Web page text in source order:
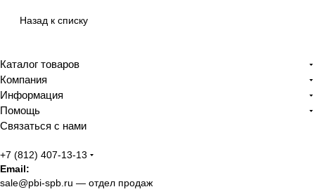
Назад к списку
Каталог товаров
Компания
Информация
Помощь
Связаться с нами
+7 (812) 407-13-13
Email:
sale@pbi-spb.ru — отдел продаж